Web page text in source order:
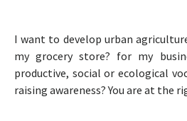
I want to develop urban
my grocery store? for my
productive, social or ecological
raising awareness? You are at the